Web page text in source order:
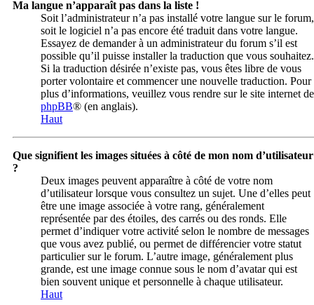
Ma langue n’apparaît pas dans la liste !
Soit l’administrateur n’a pas installé votre langue sur le forum,
soit le logiciel n’a pas encore été traduit dans votre langue.
Essayez de demander à un administrateur du forum s’il est
possible qu’il puisse installer la traduction que vous souhaitez.
Si la traduction désirée n’existe pas, vous êtes libre de vous
porter volontaire et commencer une nouvelle traduction. Pour
plus d’informations, veuillez vous rendre sur le site internet de
phpBB® (en anglais).
Haut
Que signifient les images situées à côté de mon nom d’utilisateur
?
Deux images peuvent apparaître à côté de votre nom
d’utilisateur lorsque vous consultez un sujet. Une d’elles peut
être une image associée à votre rang, généralement
représentée par des étoiles, des carrés ou des ronds. Elle
permet d’indiquer votre activité selon le nombre de messages
que vous avez publié, ou permet de différencier votre statut
particulier sur le forum. L’autre image, généralement plus
grande, est une image connue sous le nom d’avatar qui est
bien souvent unique et personnelle à chaque utilisateur.
Haut